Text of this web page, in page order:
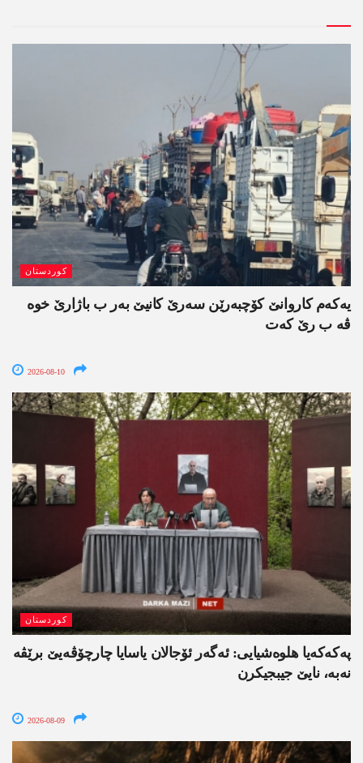
کوردستان
یەکەم کاروانێ کۆچبەرێن سەرێ کانیێ بەر ب باژارێ خوە
ڤە ب رێ کەت
2026-08-10
کوردستان
په‌كه‌كه‌یا هلوه‌شیایی: ئەگەر ئۆجالان یاسایا چارچۆڤەیێ برێڤە
نه‌به‌، نایێ جیبجیکرن
2026-08-09